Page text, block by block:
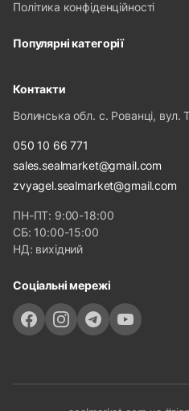
Політика конфіденційності
Популярні категорії
Контакти
Волинська обл. с. Рованці, вул.
050 10 66 771
sales.sealmarket@gmail.com
zvyagel.sealmarket@gmail.com
ПН-ПТ: 9:00-18:00
СБ: 10:00-15:00
НД: вихідний
Соціальні мережі